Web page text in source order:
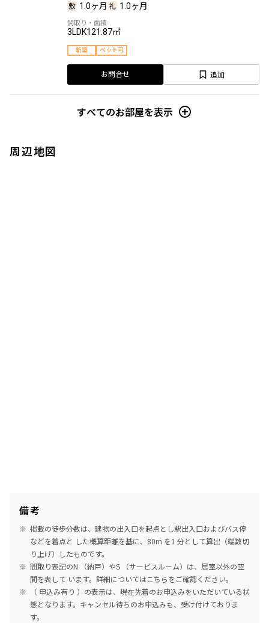
1.0ヶ月 1.0ヶ月
3LDK121.87㎡
新築 ペット可
お問合せ 追加
すべてのお部屋を表示
周辺地図
備考
掲載の徒歩分数は、建物の出入口を起点とし駅出入口およびバス停
などを着点と した概算距離を基に、80m を1 分として算出（端数切
り上げ）したものです。
間取り表記のN （納戸）やS （サービスルーム）は、居室以外の空
間を表して います。詳細についてはこちらをご確認ください。
（ 申込み有り ）の表示は、現在先着のお申込みをいただいている状
態となります。キャンセル待ちのお申込みも、受け付けておりま
す。